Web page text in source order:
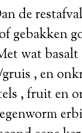
de
gebakken
wat basalt
, en
, fruit en